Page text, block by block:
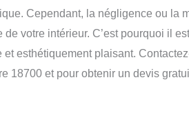
Cependant, la négligence ou la
votre intérieur. C’est pourquoi il
esthétiquement plaisant.
18700 et pour obtenir un devis